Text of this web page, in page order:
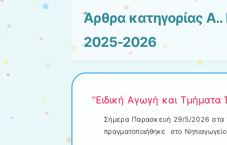
Άρθρα κατηγορίας Α..
2025-2026
“Ειδική Αγωγή και Τμήματα
Σήμερα Παρασκευή 29/5/2026 στα
πραγματοποιήθηκε στο